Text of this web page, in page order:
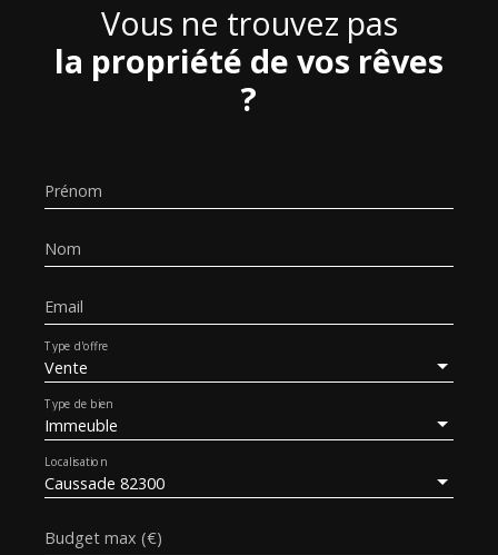
Vous ne trouvez pas
la propriété de vos rêves
?
Prénom
Nom
Email
Vente
Type d'offre
Immeuble
Type de bien
Caussade 82300
Localisation
Budget max (€)